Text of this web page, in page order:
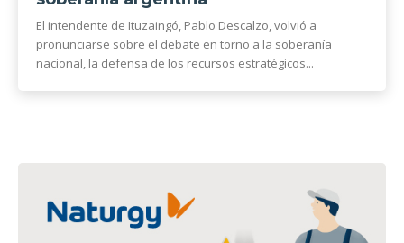
El intendente de Ituzaingó, Pablo Descalzo, volvió a
pronunciarse sobre el debate en torno a la soberanía
nacional, la defensa de los recursos estratégicos...